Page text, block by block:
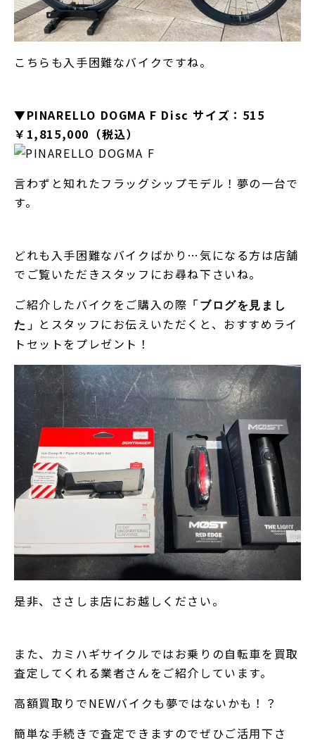
こちらも入手困難なバイクですね。
▼PINARELLO DOGMA F Disc サイズ：515
￥1,815,000（税込）
言わずと知れたフラッグシップモデル！夢の一台で
す。
どれも入手困難なバイクばかり…気になる方は店舗
でご覧いただきスタッフにお尋ね下さいね。
ご紹介したバイクをご購入の際 「ブログを見まし
た」
とスタッフにお伝えいただくと、おすすめライ
トセットをプレゼント！
是非、ささしま店にお越しください。
また、カミハギサイクルではお乗りの自転車を買取
査定してくれる業者さんをご紹介しています。
高額買取りでNEWバイクも夢ではないかも！？
簡単な手続きで査定できますのでぜひご活用下さ